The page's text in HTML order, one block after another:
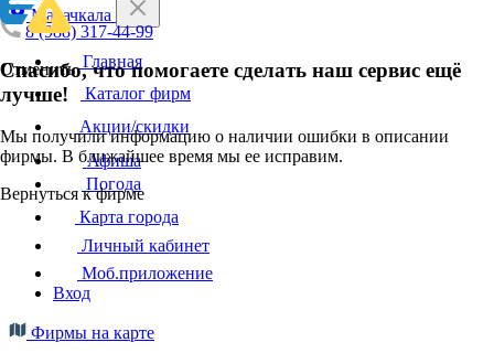
8 (988) 317-44-99
Отменить
Спасибо, что помогаете сделать наш сервис ещё
лучше!
Мы получили информацию о наличии ошибки в описании
фирмы. В ближайшее время мы ее исправим.
Вернуться к фирме
Махачкала
Главная
Каталог фирм
Акции/скидки
Афиша
Погода
Карта города
Личный кабинет
Моб.приложение
Вход
Фирмы на карте